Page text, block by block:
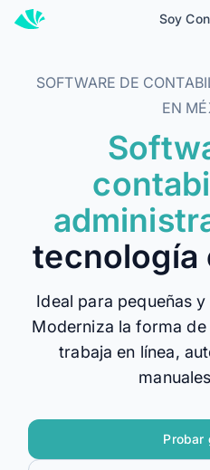
Soy
Inicio
Soy Contador
Soluciones
MÁS SOLUCIONES PARA TU
Alegra Facturación
Contabilidad y Facturación
POS
PARA CONTADORES
Alegra para Contadores
Iniciar Sesión
SOFTWARE DE
EN
tecnología
Ideal para pequeñas
Moderniza la forma
trabaja en línea,
Probar